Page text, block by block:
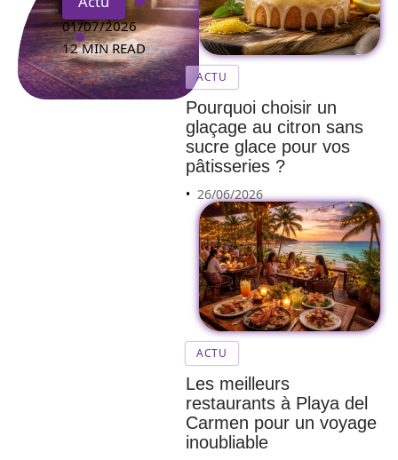
01/07/2026
12 MIN READ
ACTU
Pourquoi choisir un
glaçage au citron sans
sucre glace pour vos
pâtisseries ?
26/06/2026
ACTU
Les meilleurs
restaurants à Playa del
Carmen pour un voyage
inoubliable